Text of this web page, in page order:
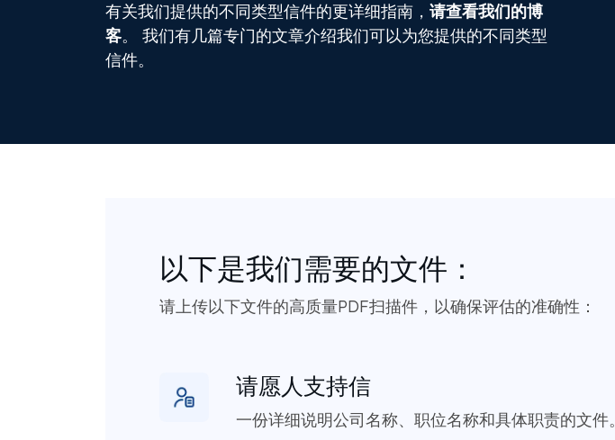
有关我们提供的不同类型信件的更详细指南， 请查看我们的博
客。 我们有几篇专门的文章介绍我们可以为您提供的不同类型
信件。
以下是我们需要的文件：
请上传以下文件的高质量PDF扫描件，以确保评估的准确性：
请愿人支持信
一份详细说明公司名称、职位名称和具体职责的文件。